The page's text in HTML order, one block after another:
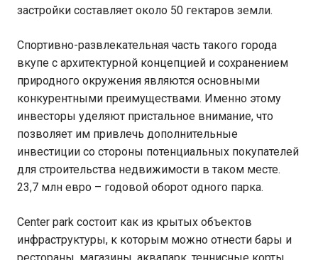
застройки составляет около 50 гектаров земли.
Спортивно-развлекательная часть такого города
вкупе с архитектурной концепцией и сохранением
природного окружения являются основными
конкурентными преимуществами. Именно этому
инвесторы уделяют пристальное внимание, что
позволяет им привлечь дополнительные
инвестиции со стороны потенциальных покупателей
для строительства недвижимости в таком месте.
23,7 млн евро – годовой оборот одного парка.
Center park состоит как из крытых объектов
инфраструктуры, к которым можно отнести бары и